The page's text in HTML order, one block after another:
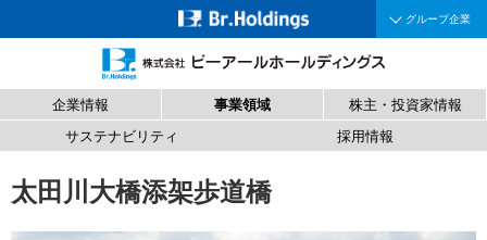
グループ企業
企業情報 事業領域
株主・投資家情報
サステナビリティ
採用情報
太田川大橋添架歩道橋